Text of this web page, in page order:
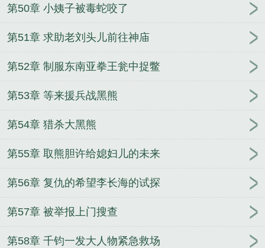
第50章 小姨子被毒蛇咬了
第51章 求助老刘头儿前往神庙
第52章 制服东南亚拳王瓮中捉鳖
第53章 等来援兵战黑熊
第54章 猎杀大黑熊
第55章 取熊胆许给媳妇儿的未来
第56章 复仇的希望李长海的试探
第57章 被举报上门搜查
第58章 千钧一发大人物紧急救场